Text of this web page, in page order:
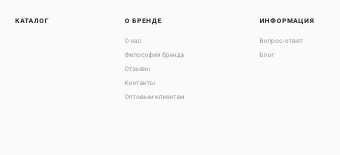
КАТАЛОГ О БРЕНДЕ
О нас
Философия бренда
Отзывы
Контакты
Оптовым клиентам
ИНФОРМАЦИЯ
Вопрос-ответ
Блог